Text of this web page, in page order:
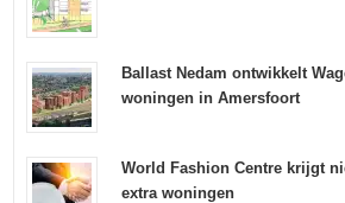
Ballast Nedam ontwikkelt
woningen in Amersfoort
World Fashion Centre krijgt
extra woningen